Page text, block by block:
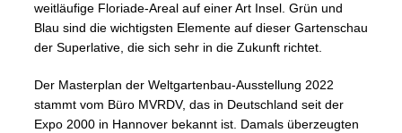
weitläufige Floriade-Areal auf einer Art Insel. Grün und
Blau sind die wichtigsten Elemente auf dieser Gartenschau
der Superlative, die sich sehr in die Zukunft richtet.
Der Masterplan der Weltgartenbau-Ausstellung 2022
stammt vom Büro MVRDV, das in Deutschland seit der
Expo 2000 in Hannover bekannt ist. Damals überzeugten